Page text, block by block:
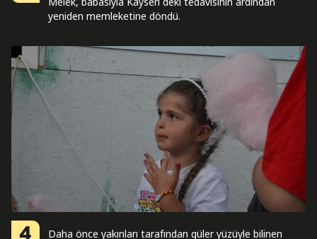
yeniden memleketine döndü.
4
Daha önce yakınları tarafından güler yüzüyle bilinen